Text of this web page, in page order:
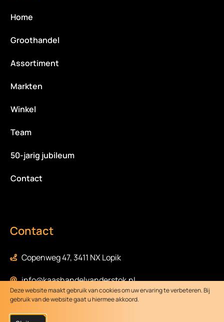
Home
Groothandel
Assortiment
Markten
Winkel
Team
50-jarig jubileum
Contact
Contact
Copenweg 47, 3411 NX Lopik
info@kaashandelvanderstok.nl
0348-472058
Deze website maakt gebruik van cookies om uw ervaring te verbeteren. Bij
gebruik van de website gaat u hiermee akkoord.